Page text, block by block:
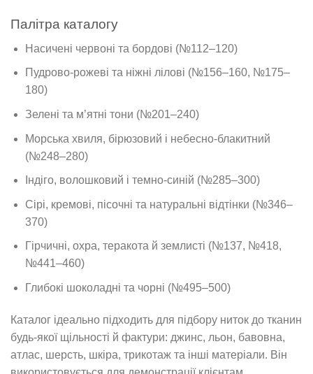
Палітра каталогу
Насичені червоні та бордові (№112–120)
Пудрово-рожеві та ніжні лілові (№156–160, №175–
180)
Зелені та м’ятні тони (№201–240)
Морська хвиля, бірюзовий і небесно-блакитний
(№248–280)
Індіго, волошковий і темно-синій (№285–300)
Сірі, кремові, пісочні та натуральні відтінки (№346–
370)
Гірчичні, охра, теракота й землисті (№137, №418,
№441–460)
Глибокі шоколадні та чорні (№495–500)
Каталог ідеально підходить для підбору ниток до тканин
будь-якої щільності й фактури: джинс, льон, бавовна,
атлас, шерсть, шкіра, трикотаж та інші матеріали. Він